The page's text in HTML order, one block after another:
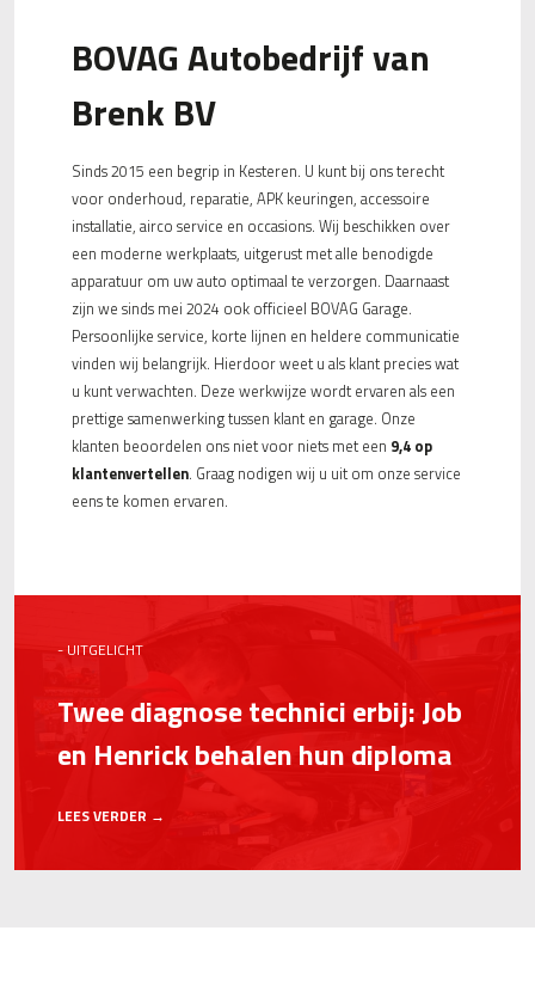
BOVAG Autobedrijf van
Brenk BV
Sinds 2015 een begrip in Kesteren. U kunt bij ons terecht
voor onderhoud, reparatie, APK keuringen, accessoire
installatie, airco service en occasions. Wij beschikken over
een moderne werkplaats, uitgerust met alle benodigde
apparatuur om uw auto optimaal te verzorgen. Daarnaast
zijn we sinds mei 2024 ook officieel BOVAG Garage.
Persoonlijke service, korte lijnen en heldere communicatie
vinden wij belangrijk. Hierdoor weet u als klant precies wat
u kunt verwachten. Deze werkwijze wordt ervaren als een
prettige samenwerking tussen klant en garage. Onze
klanten beoordelen ons niet voor niets met een 9,4 op
klantenvertellen. Graag nodigen wij u uit om onze service
eens te komen ervaren.
- UITGELICHT
Twee diagnose technici erbij: Job
en Henrick behalen hun diploma
LEES VERDER →